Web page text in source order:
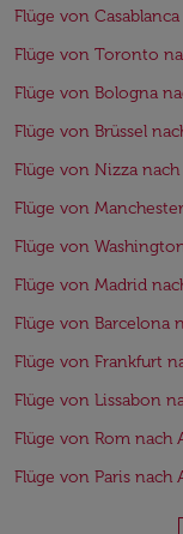
Flüge von
Flüge von Toronto
Flüge von Bologna
Flüge von Brüssel
Flüge von Nizza nach
Flüge von
Flüge von
Flüge von Madrid
Flüge von Barcelona
Flüge von Frankfurt
Flüge von Lissabon
Flüge von Rom nach
Flüge von Paris nach